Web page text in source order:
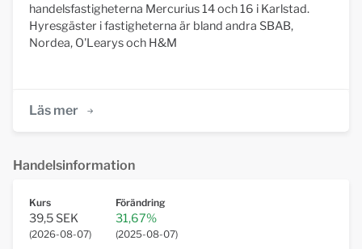
handelsfastigheterna Mercurius 14 och 16 i Karlstad.
Hyresgäster i fastigheterna är bland andra SBAB,
Nordea, O'Learys och H&M
Läs mer
Handelsinformation
Kurs
39,5 SEK
(2026-08-07)
Förändring
31,67%
(2025-08-07)